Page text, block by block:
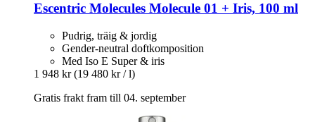
Escentric Molecules Molecule 01 + Iris, 100 ml
Pudrig, träig & jordig
Gender-neutral doftkomposition
Med Iso E Super & iris
1 948 kr (19 480 kr / l)
Gratis frakt fram till 04. september